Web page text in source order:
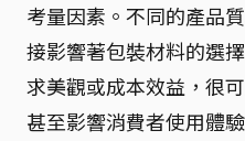
考量因素。不同的產品
接影響著包裝材料的選
求美觀或成本效益，很
甚至影響消費者使用體